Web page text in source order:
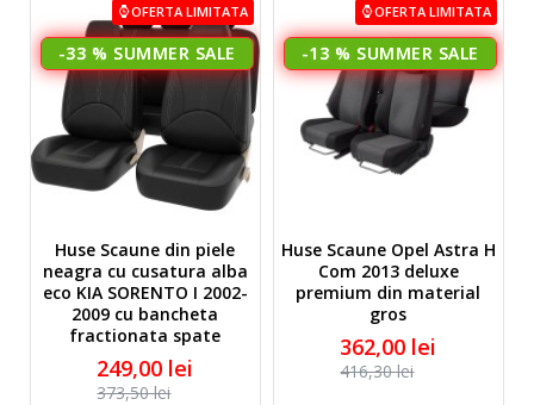
OFERTA LIMITATA
-33 %
Huse Scaune din piele
neagra cu cusatura alba
eco KIA SORENTO I 2002-
2009 cu bancheta
fractionata spate
249,00 lei
373,50 lei
OFERTA LIMITATA
-13 %
Huse Scaune Opel Astra H
Com 2013 deluxe
premium din material
gros
362,00 lei
416,30 lei